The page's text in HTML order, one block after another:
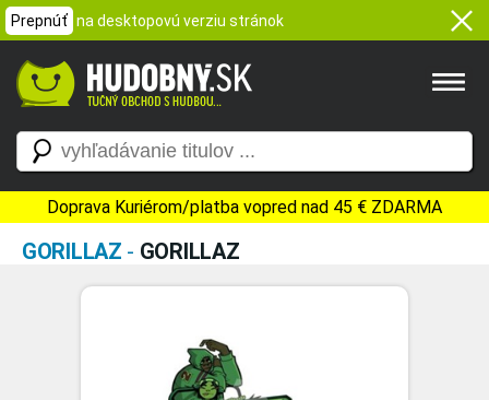
Prepnúť na desktopovú verziu stránok
Doprava Kuriérom/platba vopred nad 45 € ZDARMA
GORILLAZ - GORILLAZ